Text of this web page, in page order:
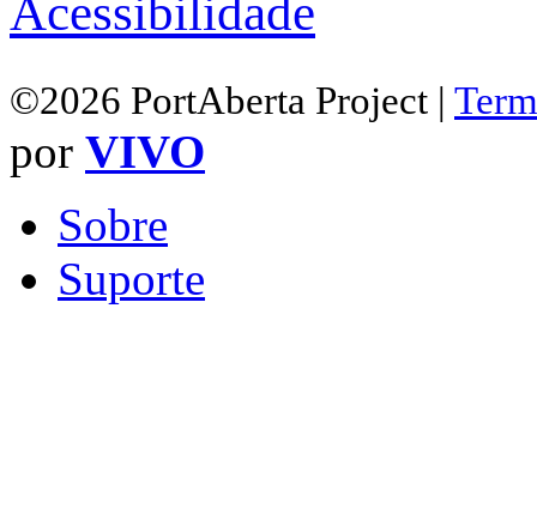
Acessibilidade
©2026 PortAberta Project |
por VIVO
Sobre
Suporte